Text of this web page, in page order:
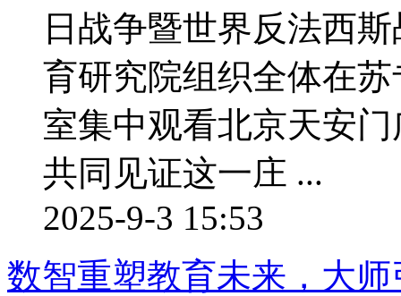
日战争暨世界反法西
育研究院组织全体在
室集中观看北京天安
共同见证这一庄 ...
2025-9-3 15:53
数智重塑教育未来，大